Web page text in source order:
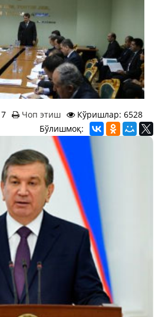
Чоп этиш
Кўришлар: 6528
Бўлишмоқ: